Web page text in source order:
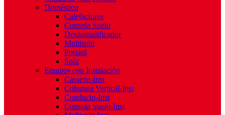
Doméstico
Calefactores
Consola Suelo
Deshumidificador
Multisplit
Portátil
Split
Equipos con Instalación
Cassette-Inst
Columna Vertical-Inst
Conducto-Inst
Consola Suelo-Inst